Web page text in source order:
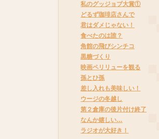
私のグッジョブ大賞①
どるず珈琲店さんで
君はダメじゃない！
食べたのは誰？
角館の飛びシンチコ
黒糖づくり
映画ペリリューを観る
孫とひ孫
差し入れも美味しい！
ウージの冬越し
第２倉庫の後片付け終了
なんか嬉しい…
ラジオが大好き！